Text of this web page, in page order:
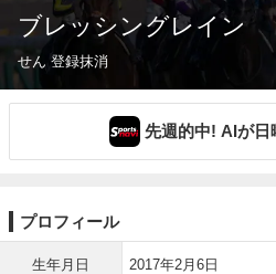
ブレッシングレイン
せん 登録抹消
先週的中! AIが日
プロフィール
生年月日 2017年2月6日